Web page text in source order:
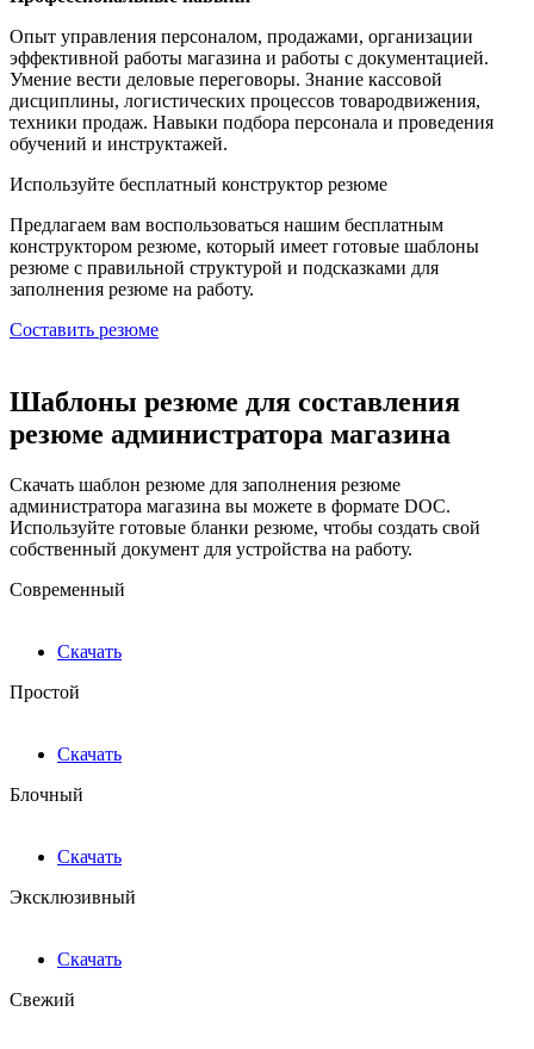
Опыт управления персоналом, продажами, организации
эффективной работы магазина и работы с документацией.
Умение вести деловые переговоры. Знание кассовой
дисциплины, логистических процессов товародвижения,
техники продаж. Навыки подбора персонала и проведения
обучений и инструктажей.
Используйте бесплатный конструктор резюме
Предлагаем вам воспользоваться нашим бесплатным
конструктором резюме, который имеет готовые шаблоны
резюме с правильной структурой и подсказками для
заполнения резюме на работу.
Составить резюме
Шаблоны резюме для составления
резюме администратора магазина
Скачать шаблон резюме для заполнения резюме
администратора магазина вы можете в формате DOC.
Используйте готовые бланки резюме, чтобы создать свой
собственный документ для устройства на работу.
Современный
Скачать
Простой
Скачать
Блочный
Скачать
Эксклюзивный
Скачать
Свежий